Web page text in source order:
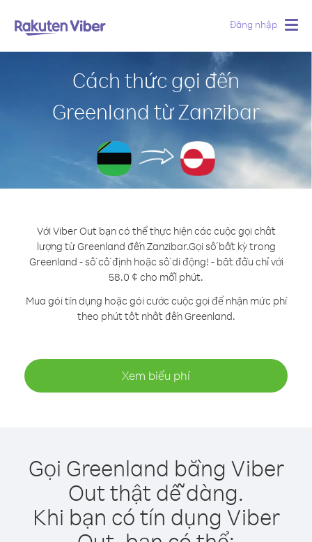
Đăng nhập
Cách thức gọi đến
Greenland từ Zanzibar
Với Viber Out bạn có thể thực hiện các cuộc gọi chất
lượng từ Greenland đến Zanzibar.Gọi số bất kỳ trong
Greenland - số cố định hoặc số di động! - bắt đầu chỉ với
58.0 ¢ cho mỗi phút.
Mua gói tín dụng hoặc gói cước cuộc gọi để nhận mức phí
theo phút tốt nhất đến Greenland.
Xem biểu phí
Gọi Greenland bằng Viber
Out thật dễ dàng.
Khi bạn có tín dụng Viber